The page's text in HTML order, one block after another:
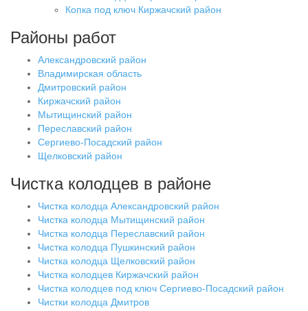
Копка под ключ Киржачский район
Районы работ
Александровский район
Владимирская область
Дмитровский район
Киржачский район
Мытищинский район
Переславский район
Сергиево-Посадский район
Щелковский район
Чистка колодцев в районе
Чистка колодца Александровский район
Чистка колодца Мытищинский район
Чистка колодца Переславский район
Чистка колодца Пушкинский район
Чистка колодца Щелковский район
Чистка колодцев Киржачский район
Чистка колодцев под ключ Сергиево-Посадский район
Чистки колодца Дмитров